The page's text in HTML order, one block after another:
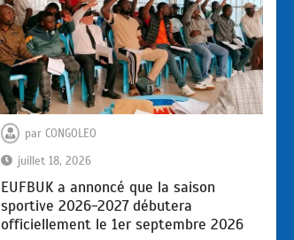
par CONGOLEO
juillet 18, 2026
EUFBUK a annoncé que la saison
sportive 2026-2027 débutera
officiellement le 1er septembre 2026